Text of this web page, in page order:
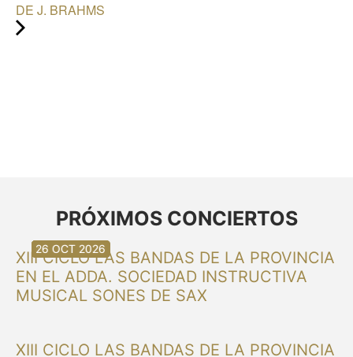
DE J. BRAHMS
PRÓXIMOS CONCIERTOS
XIII CICLO LAS BANDAS DE LA PROVINCIA
EN EL ADDA. SOCIEDAD INSTRUCTIVA
MUSICAL SONES DE SAX
30 AGO 2026
XIII CICLO LAS BANDAS DE LA PROVINCIA
30 AGO 2026
13 SEP 2026
20 SEP 2026
20 SEP 2026
26 SEP 2026
03 OCT 2026
16 OCT 2026
26 OCT 2026